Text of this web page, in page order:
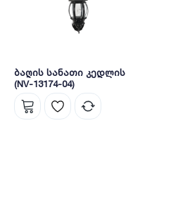
ბაღის სანათი კედლის
(NV-13174-04)